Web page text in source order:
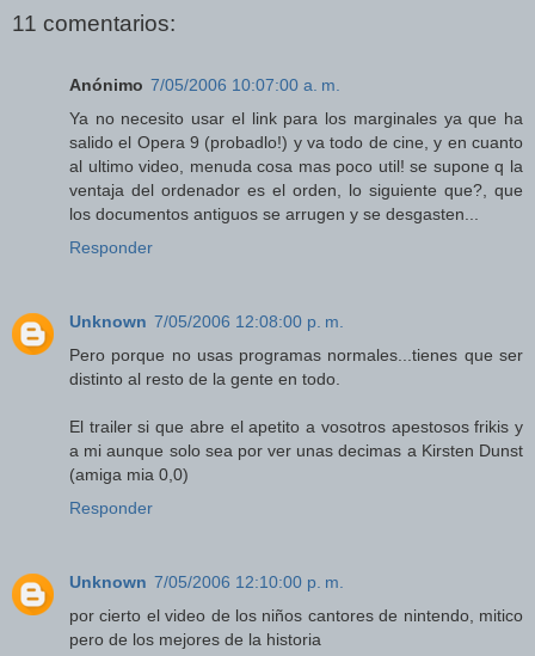
11 comentarios:
Anónimo 7/05/2006 10:07:00 a. m.
Ya no necesito usar el link para los marginales ya que ha
salido el Opera 9 (probadlo!) y va todo de cine, y en cuanto
al ultimo video, menuda cosa mas poco util! se supone q la
ventaja del ordenador es el orden, lo siguiente que?, que
los documentos antiguos se arrugen y se desgasten...
Responder
Unknown 7/05/2006 12:08:00 p. m.
Pero porque no usas programas normales...tienes que ser
distinto al resto de la gente en todo.
El trailer si que abre el apetito a vosotros apestosos frikis y
a mi aunque solo sea por ver unas decimas a Kirsten Dunst
(amiga mia 0,0)
Responder
Unknown 7/05/2006 12:10:00 p. m.
por cierto el video de los niños cantores de nintendo, mitico
pero de los mejores de la historia